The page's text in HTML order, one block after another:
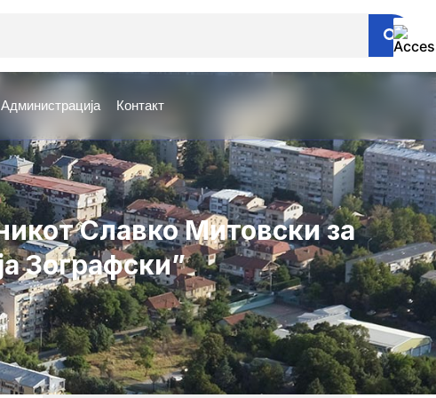
Администрација Контакт
Славко Митовски за
Зографски”